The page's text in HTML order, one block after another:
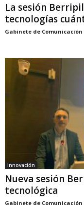
La sesión
tecnologías
Gabinete de Comunicación
Innovación
Nueva sesión
tecnológica
Gabinete de Comunicación